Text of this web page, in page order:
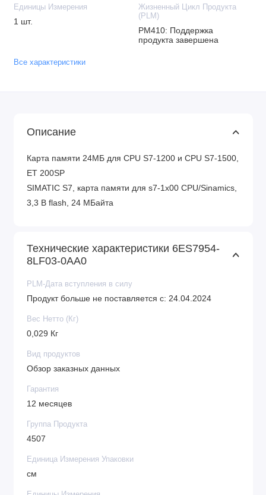
Единицы Измерения
1 шт.
Жизненный Цикл Продукта
(PLM)
PM410: Поддержка
продукта завершена
Все характеристики
Описание
Карта памяти 24МБ для CPU S7-1200 и CPU S7-1500,
ET 200SP
SIMATIC S7, карта памяти для s7-1x00 CPU/Sinamics,
3,3 В flash, 24 МБайта
Технические характеристики 6ES7954-
8LF03-0AA0
PLM-Дата вступления в силу
Продукт больше не поставляется с: 24.04.2024
Вес Нетто (Кг)
0,029 Кг
Вид продуктов
Обзор заказных данных
Гарантия
12 месяцев
Группа Продукта
4507
Единица Измерения Упаковки
см